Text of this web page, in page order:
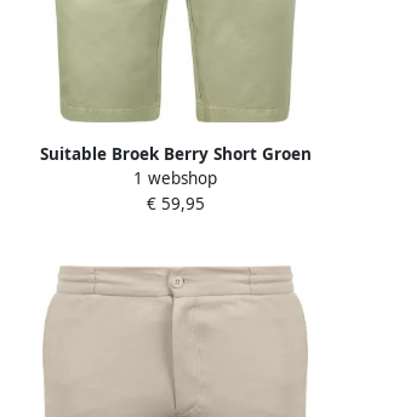
Suitable Broek Berry Short Groen
1 webshop
€ 59,95